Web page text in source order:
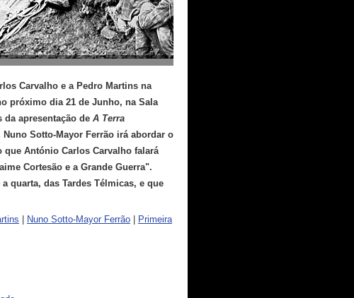
Carvalho e a Pedro Martins na
próximo dia 21 de Junho, na Sala
apresentação de A Terra
Sotto-Mayor Ferrão irá abordar o
António Carlos Carvalho falará
Cortesão e a Grande Guerra".
quarta, das Tardes Télmicas, e que
Nuno Sotto-Mayor Ferrão
Primeira